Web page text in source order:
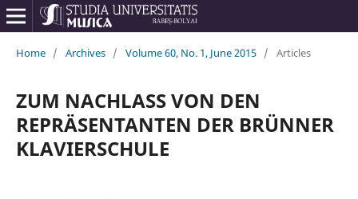
Home / Archives / Volume 60, No. 1, June 2015 / Articles
ZUM NACHLASS VON DEN
REPRÄSENTANTEN DER BRÜNNER
KLAVIERSCHULE